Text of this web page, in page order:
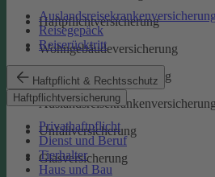
Auslandsreisekrankenversicherung
Reisegepäck
Reiserücktritt
Haftpflicht & Rechtsschutz
Haftpflichtversicherung
Privathaftpflicht
Dienst und Beruf
Tierhalter
Haus und Bau
Haftpflichtversicherung
Wohngebäudeversicherung
Rechtsschutzversicherung
Auslandsreisekrankenversicherung
Unfallversicherung
Glasversicherung